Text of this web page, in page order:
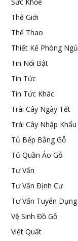
Thế Giới
Thể Thao
Thiết Kế Phòng Ngủ
Tin Nổi Bật
Tin Tức
Tin Tức Khác
Trái Cây Ngày Tết
Trái Cây Nhập Khẩu
Tủ Bếp Bằng Gỗ
Tủ Quần Áo Gỗ
Tư Vấn
Tư Vấn Định Cư
Tư Vấn Tuyển Dụng
Vệ Sinh Đồ Gỗ
Việt Quất